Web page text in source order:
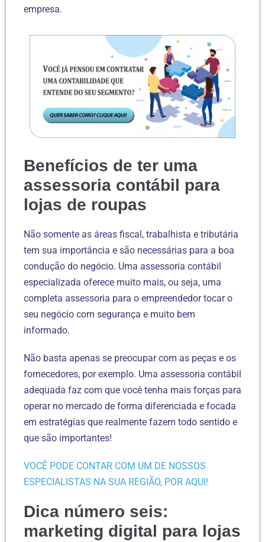
empresa.
Benefícios de ter uma
assessoria contábil para
lojas de roupas
Não somente as áreas fiscal, trabalhista e tributária
tem sua importância e são necessárias para a boa
condução do negócio. Uma assessoria contábil
especializada oferece muito mais, ou seja, uma
completa assessoria para o empreendedor tocar o
seu negócio com segurança e muito bem
informado.
Não basta apenas se preocupar com as peças e os
fornecedores, por exemplo. Uma assessoria contábil
adequada faz com que você tenha mais forças para
operar no mercado de forma diferenciada e focada
em estratégias que realmente fazem todo sentido e
que são importantes!
VOCÊ PODE CONTAR COM UM DE NOSSOS
ESPECIALISTAS NA SUA REGIÃO, POR AQUI!
Dica número seis:
marketing digital para lojas